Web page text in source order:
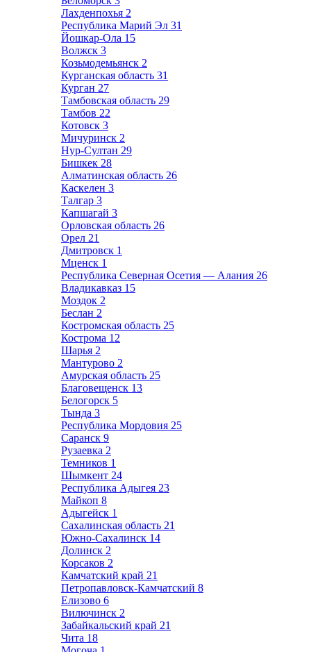
Лахденпохья 2
Республика Марий Эл 31
Йошкар-Ола 15
Волжск 3
Козьмодемьянск 2
Курганская область 31
Курган 27
Тамбовская область 29
Тамбов 22
Котовск 3
Мичуринск 2
Нур-Султан 29
Бишкек 28
Алматинская область 26
Каскелен 3
Талгар 3
Капшагай 3
Орловская область 26
Орел 21
Дмитровск 1
Мценск 1
Республика Северная Осетия — Алания 26
Владикавказ 15
Моздок 2
Беслан 2
Костромская область 25
Кострома 12
Шарья 2
Мантурово 2
Амурская область 25
Благовещенск 13
Белогорск 5
Тында 3
Республика Мордовия 25
Саранск 9
Рузаевка 2
Темников 1
Шымкент 24
Республика Адыгея 23
Майкоп 8
Адыгейск 1
Сахалинская область 21
Южно-Сахалинск 14
Долинск 2
Корсаков 2
Камчатский край 21
Петропавловск-Камчатский 8
Елизово 6
Вилючинск 2
Забайкальский край 21
Чита 18